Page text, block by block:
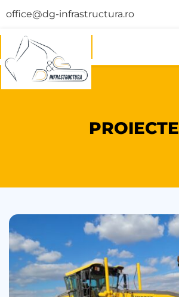
office@dg-infrastructura.ro
PROIECTE